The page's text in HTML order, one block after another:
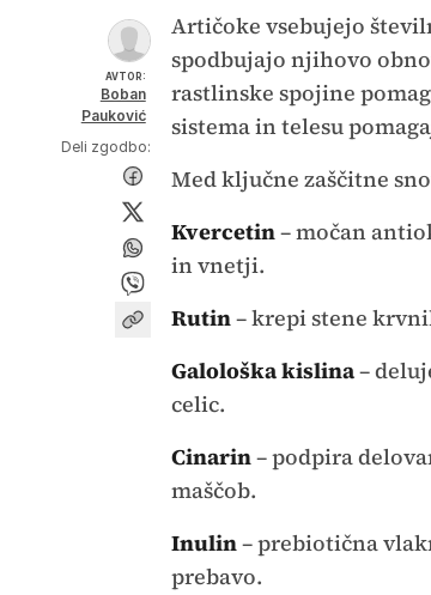
AVTOR:
Boban
Pauković
Deli zgodbo:
Artičoke vsebujejo
spodbujajo njihovo
rastlinske spojine
sistema in telesu
Med ključne zaščitne
Kvercetin– močan
in vnetji.
Rutin– krepi stene
Galološka kislina–
celic.
Cinarin– podpira
maščob.
Inulin– prebiotična
prebavo.